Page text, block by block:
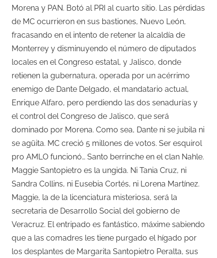
Morena y PAN. Botó al PRI al cuarto sitio. Las pérdidas
de MC ocurrieron en sus bastiones, Nuevo León,
fracasando en el intento de retener la alcaldía de
Monterrey y disminuyendo el número de diputados
locales en el Congreso estatal, y Jalisco, donde
retienen la gubernatura, operada por un acérrimo
enemigo de Dante Delgado, el mandatario actual,
Enrique Alfaro, pero perdiendo las dos senadurías y
el control del Congreso de Jalisco, que será
dominado por Morena. Como sea, Dante ni se jubila ni
se agüita. MC creció 5 millones de votos. Ser esquirol
pro AMLO funcionó… Santo berrinche en el clan Nahle.
Maggie Santopietro es la ungida. Ni Tania Cruz, ni
Sandra Collins, ni Eusebia Cortés, ni Lorena Martínez.
Maggie, la de la licenciatura misteriosa, será la
secretaria de Desarrollo Social del gobierno de
Veracruz. El entripado es fantástico, máxime sabiendo
que a las comadres les tiene purgado el hígado por
los desplantes de Margarita Santopietro Peralta, sus